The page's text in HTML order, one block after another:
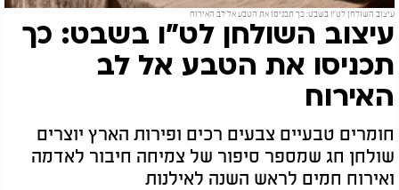
עיצוב השולחן לט"ו בשבט: כך תכניסו את הטבע אל לב האירוח
עיצוב השולחן לט"ו בשבט: כך
תכניסו את הטבע אל לב
האירוח
חומרים טבעיים צבעים רכים ופירות הארץ יוצרים
שולחן חג שמספר סיפור של צמיחה חיבור לאדמה
ואירוח חמים לראש השנה לאילנות